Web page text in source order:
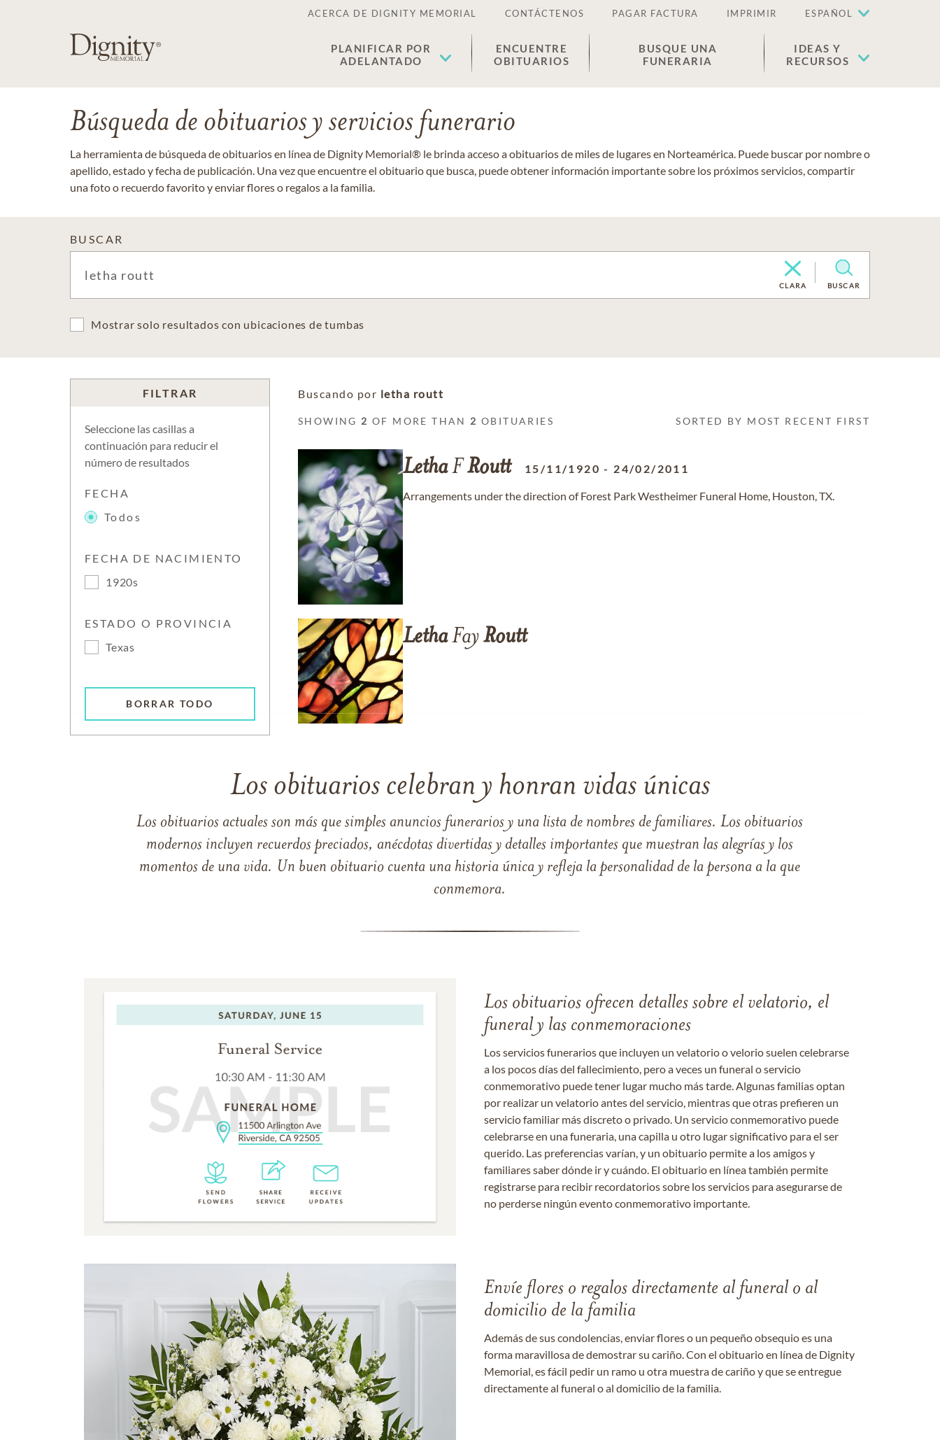
ACERCA DE DIGNITY MEMORIAL CONTÁCTENOS PAGAR FACTURA IMPRIMIR ESPAÑOL
PLANIFICAR POR
ADELANTADO
ENCUENTRE
OBITUARIOS
BUSQUE UNA
FUNERARIA
IDEAS Y
RECURSOS
Búsqueda de obituarios y servicios funerario
La herramienta de búsqueda de obituarios en línea de Dignity Memorial® le brinda acceso a obituarios de miles de lugares en Norteamérica. Puede buscar por nombre o
apellido, estado y fecha de publicación. Una vez que encuentre el obituario que busca, puede obtener información importante sobre los próximos servicios, compartir
una foto o recuerdo favorito y enviar flores o regalos a la familia.
BUSCAR
CLARA BUSCAR
Mostrar solo resultados con ubicaciones de tumbas
FILTRAR
Seleccione las casillas a
continuación para reducir el
número de resultados
FECHA
Todos
FECHA DE NACIMIENTO
1920s
ESTADO O PROVINCIA
Texas
BORRAR TODO
Buscando por letha routt
SHOWING 2 OF MORE THAN 2 OBITUARIES SORTED BY MOST RECENT FIRST
LethaFRoutt 15/11/1920 - 24/02/2011
Arrangements under the direction of Forest Park Westheimer Funeral Home, Houston, TX.
LethaFayRoutt
Los obituarios celebran y honran vidas únicas
Los obituarios actuales son más que simples anuncios funerarios y una lista de nombres de familiares. Los obituarios
modernos incluyen recuerdos preciados, anécdotas divertidas y detalles importantes que muestran las alegrías y los
momentos de una vida. Un buen obituario cuenta una historia única y refleja la personalidad de la persona a la que
conmemora.
Los obituarios ofrecen detalles sobre el velatorio, el
funeral y las conmemoraciones
Los servicios funerarios que incluyen un velatorio o velorio suelen celebrarse
a los pocos días del fallecimiento, pero a veces un funeral o servicio
conmemorativo puede tener lugar mucho más tarde. Algunas familias optan
por realizar un velatorio antes del servicio, mientras que otras prefieren un
servicio familiar más discreto o privado. Un servicio conmemorativo puede
celebrarse en una funeraria, una capilla u otro lugar significativo para el ser
querido. Las preferencias varían, y un obituario permite a los amigos y
familiares saber dónde ir y cuándo. El obituario en línea también permite
registrarse para recibir recordatorios sobre los servicios para asegurarse de
no perderse ningún evento conmemorativo importante.
Envíe flores o regalos directamente al funeral o al
domicilio de la familia
Además de sus condolencias, enviar flores o un pequeño obsequio es una
forma maravillosa de demostrar su cariño. Con el obituario en línea de Dignity
Memorial, es fácil pedir un ramo u otra muestra de cariño y que se entregue
directamente al funeral o al domicilio de la familia.